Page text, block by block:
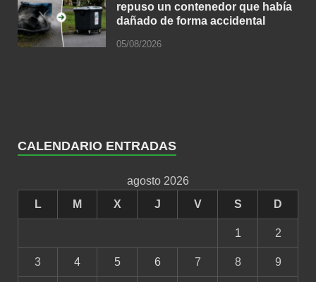
repuso un contenedor que había
dañado de forma accidental
05/08/2026
CALENDARIO ENTRADAS
agosto 2026
L
M X J V S D
1 2
3 4 5 6 7 8 9